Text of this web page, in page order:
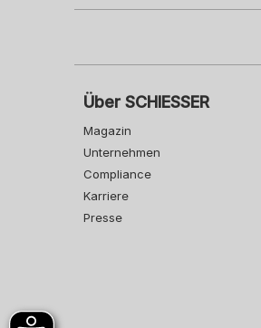
Über SCHIESSER
Magazin
Unternehmen
Compliance
Karriere
Presse